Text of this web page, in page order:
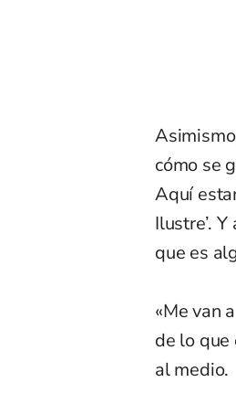
cómo se
Aquí
Ilustre’.
que es
«Me van
de lo que
al medio.